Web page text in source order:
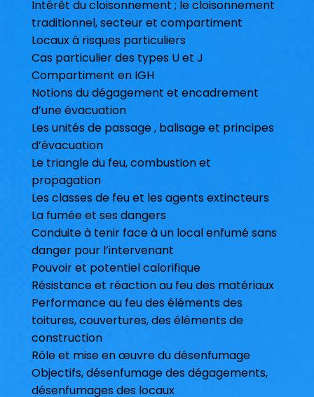
Intérêt du cloisonnement ; le cloisonnement
traditionnel, secteur et compartiment
Locaux à risques particuliers
Cas particulier des types U et J
Compartiment en IGH
Notions du dégagement et encadrement
d’une évacuation
Les unités de passage , balisage et principes
d’évacuation
Le triangle du feu, combustion et
propagation
Les classes de feu et les agents extincteurs
La fumée et ses dangers
Conduite à tenir face à un local enfumé sans
danger pour l’intervenant
Pouvoir et potentiel calorifique
Résistance et réaction au feu des matériaux
Performance au feu des éléments des
toitures, couvertures, des éléments de
construction
Rôle et mise en œuvre du désenfumage
Objectifs, désenfumage des dégagements,
désenfumages des locaux